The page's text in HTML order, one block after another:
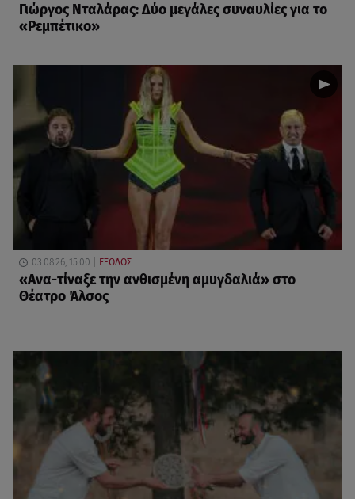
Γιώργος Νταλάρας: Δύο μεγάλες συναυλίες για το
«Ρεμπέτικο»
03.08.26, 15:00 ΕΞΟΔΟΣ
«Ανα-τίναξε την ανθισμένη αμυγδαλιά» στο
Θέατρο Άλσος